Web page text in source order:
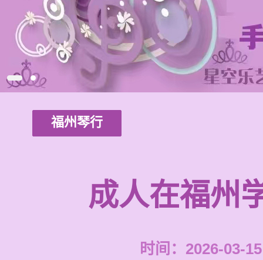
福州琴行
成人在福州
时间：2026-03-